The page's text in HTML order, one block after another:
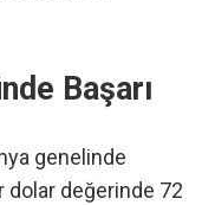
Başarı
genelinde
dolar değerinde 72